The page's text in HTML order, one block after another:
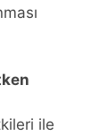
ile